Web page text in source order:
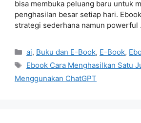
bisa membuka peluang baru untuk
penghasilan besar setiap hari.
strategi sederhana namun powerful
Categories
ai, Buku dan E-Book, E-Book,
Tags
Ebook Cara Menghasilkan Satu
Menggunakan ChatGPT